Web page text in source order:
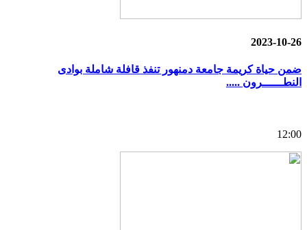
2023-10-26
ضمن حياة كريمة جامعة دمنهور تنفذ قافلة شاملة بوادى
النطــــــرون .....
12:00